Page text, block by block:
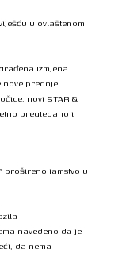
u ovlaštenom
izmjena
nove prednje
novi STAR &
pregledano i
prošireno jamstvo u
navedeno da je
da nema